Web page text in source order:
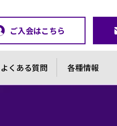
ご入会はこちら
よくある質問 各種情報